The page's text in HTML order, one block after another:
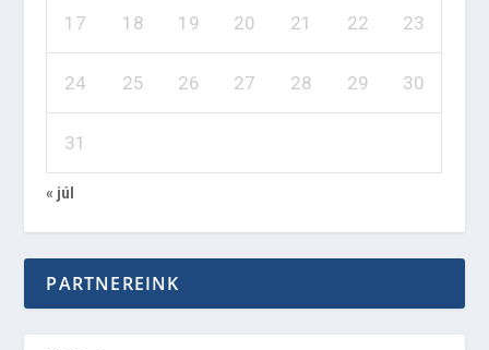
17 18 19 20 21 22 23
24 25 26 27 28 29 30
31
« júl
PARTNEREINK